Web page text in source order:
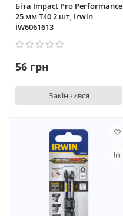
Біта Impact Pro Performance
25 мм T40 2 шт, Irwin
IW6061613
56 грн
Закінчився